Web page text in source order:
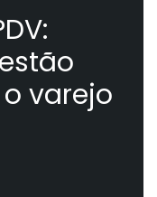
varejo